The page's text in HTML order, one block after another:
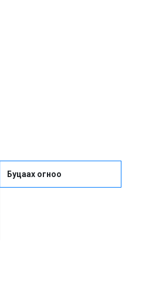
Буцаах огноо